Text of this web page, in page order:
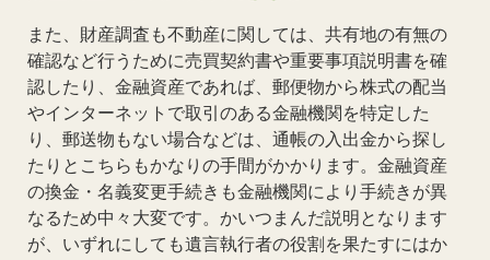
また、財産調査も不動産に関しては、共有地の有無の
確認など行うために売買契約書や重要事項説明書を確
認したり、金融資産であれば、郵便物から株式の配当
やインターネットで取引のある金融機関を特定した
り、郵送物もない場合などは、通帳の入出金から探し
たりとこちらもかなりの手間がかかります。金融資産
の換金・名義変更手続きも金融機関により手続きが異
なるため中々大変です。かいつまんだ説明となります
が、いずれにしても遺言執行者の役割を果たすにはか